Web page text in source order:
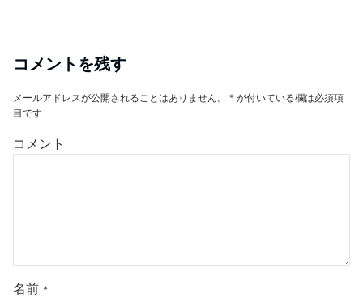
コメントを残す
メールアドレスが公開されることはありません。 * が付いている欄は必須項
目です
コメント
名前 *